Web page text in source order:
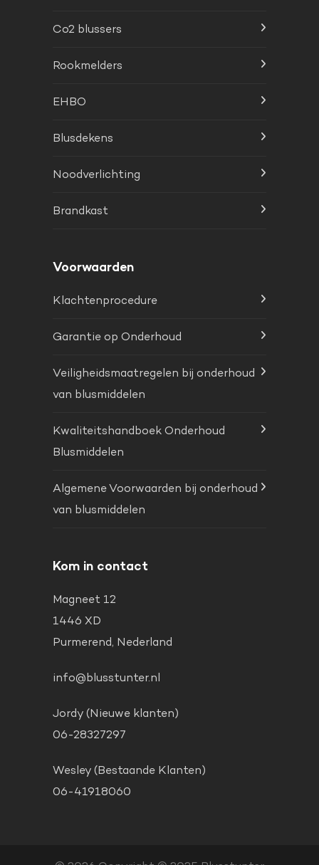
Co2 blussers
Rookmelders
EHBO
Blusdekens
Noodverlichting
Brandkast
Voorwaarden
Klachtenprocedure
Garantie op Onderhoud
Veiligheidsmaatregelen bij onderhoud
van blusmiddelen
Kwaliteitshandboek Onderhoud
Blusmiddelen
Algemene Voorwaarden bij onderhoud
van blusmiddelen
Kom in contact
Magneet 12
1446 XD
Purmerend, Nederland
info@blusstunter.nl
Jordy (Nieuwe klanten)
06-28327297
Wesley (Bestaande Klanten)
06-41918060